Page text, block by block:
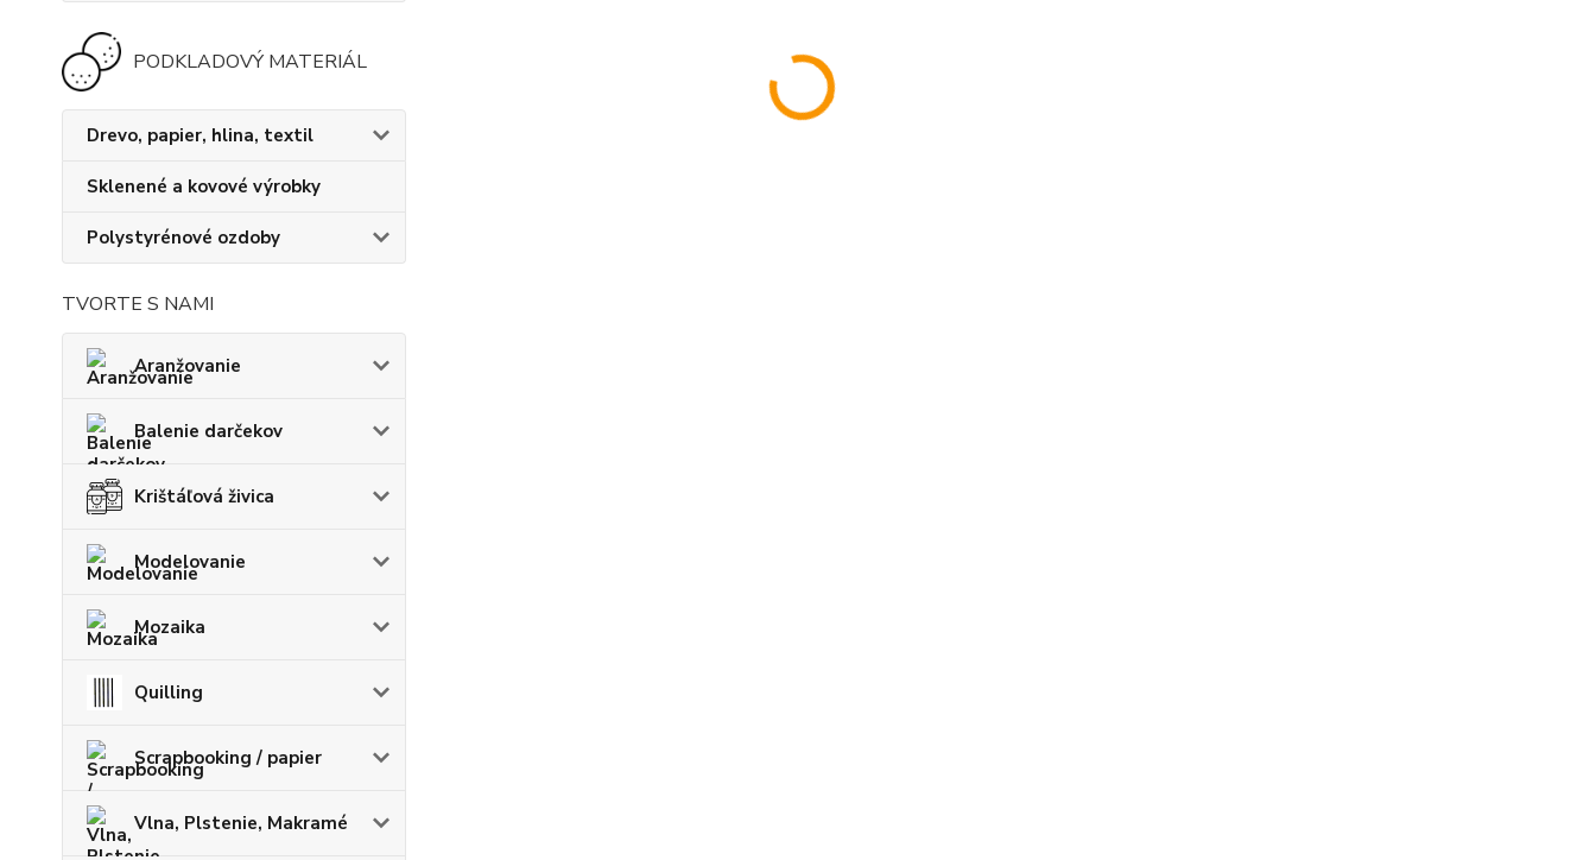
PODKLADOVÝ MATERIÁL
Drevo, papier, hlina, textil
Sklenené a kovové výrobky
Polystyrénové ozdoby
TVORTE S NAMI
Aranžovanie
Balenie darčekov
Krištáľová živica
Modelovanie
Mozaika
Quilling
Scrapbooking / papier
Vlna, Plstenie, Makramé